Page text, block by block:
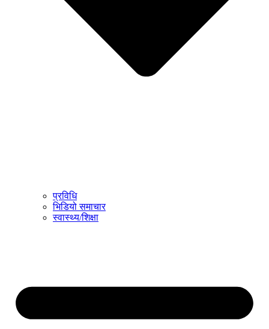
प्रविधि
भिडियो समाचार
स्वास्थ्य/शिक्षा